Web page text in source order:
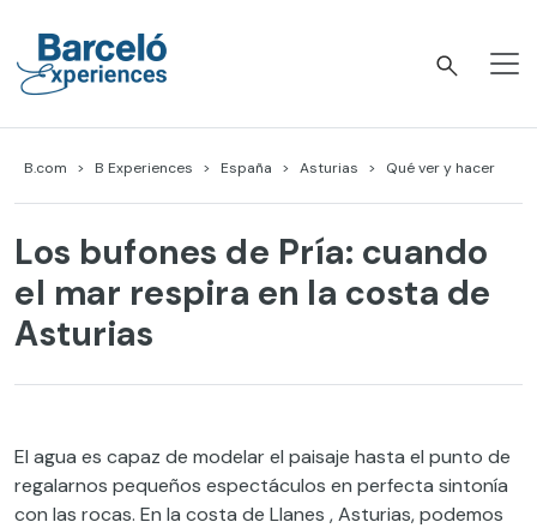
content
B.com B Experiences España Asturias Qué ver y hacer
Los bufones de Pría: cuando
el mar respira en la costa de
Asturias
El agua es capaz de modelar el paisaje hasta el punto de
regalarnos pequeños espectáculos en perfecta sintonía
con las rocas. En la costa de Llanes , Asturias, podemos